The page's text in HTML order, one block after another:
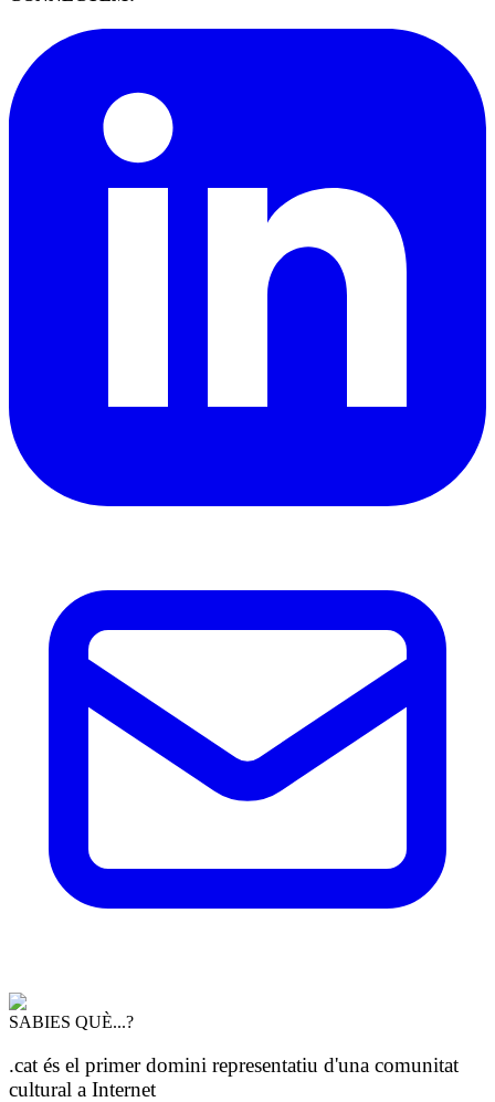
SABIES QUÈ...?
.cat és el primer domini representatiu d'una comunitat
cultural a Internet